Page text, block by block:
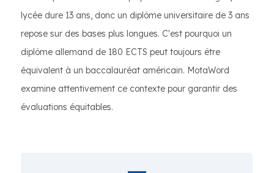
lycée dure 13 ans, donc un diplôme universitaire de 3 ans
repose sur des bases plus longues. C'est pourquoi un
diplôme allemand de 180 ECTS peut toujours être
équivalent à un baccalauréat américain. MotaWord
examine attentivement ce contexte pour garantir des
évaluations équitables.